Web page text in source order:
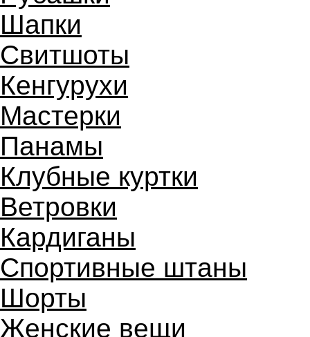
Шапки
Свитшоты
Кенгурухи
Мастерки
Панамы
Клубные куртки
Ветровки
Кардиганы
Спортивные штаны
Шорты
Женские вещи